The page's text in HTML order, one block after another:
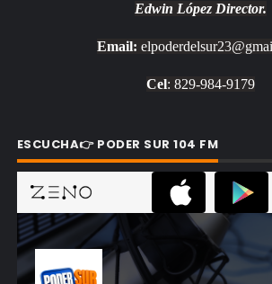
Edwin López Director.
Email:
Cel: 829-984-9179
ESCUCHA👉 PODER SUR 104 FM